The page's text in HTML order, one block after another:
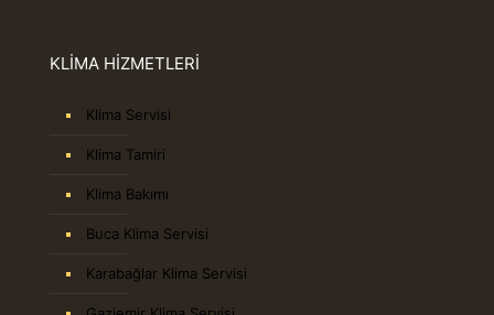
KLİMA HİZMETLERİ
Klima Servisi
Klima Tamiri
Klima Bakımı
Buca Klima Servisi
Karabağlar Klima Servisi